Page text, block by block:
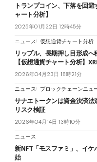
トランプコイン、下落を回
ャート分析】
2025年01月22日 12時45分
ニュース 仮想通貨チャート分析
リップル、長期押し目形成
【仮想通貨チャート分析】
2026年04月23日 18時21分
ニュース ブロックチェーンニュ
サナエトークンは資金決済法
リスク検証
2026年04月14日 13時10分
ニュース
新NFT「モスファミ」、イ
始